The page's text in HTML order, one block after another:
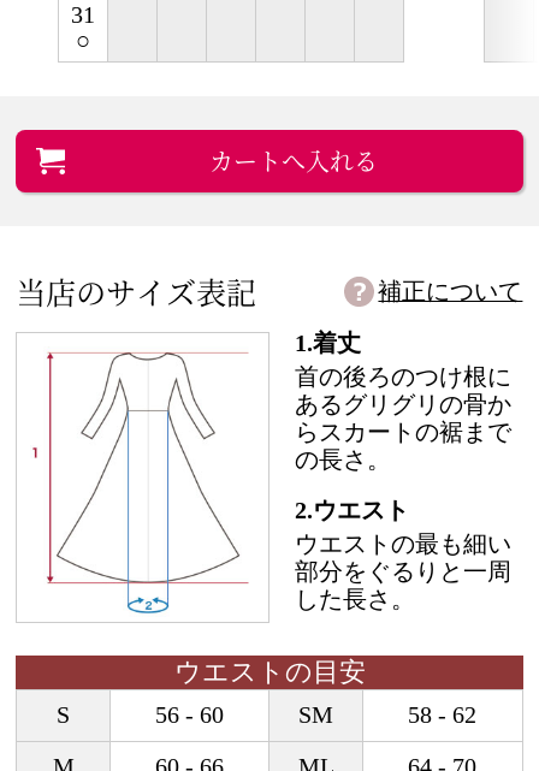
31
○
カートへ入れる
当店のサイズ表記 補正について
1.着丈
首の後ろのつけ根に
あるグリグリの骨か
らスカートの裾まで
の長さ。
2.ウエスト
ウエストの最も細い
部分をぐるりと一周
した長さ。
ウエストの目安
S 56 - 60 SM 58 - 62